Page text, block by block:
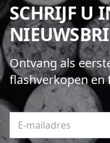
SCHRIJF U
Ontvang als
flashverkopen en
E-mailadres